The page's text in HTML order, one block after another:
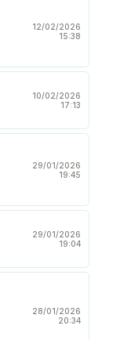
12/02/2026
15:38
10/02/2026
17:13
29/01/2026
19:45
29/01/2026
19:04
28/01/2026
20:34